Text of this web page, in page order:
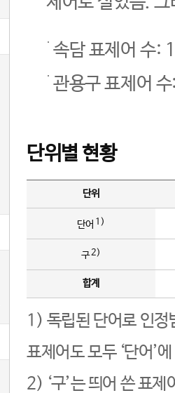
속담 표제어 수:
관용구 표제어
단위별 현황
단위
단어 1)
구2)
합계
1) 독립된 단어로 인정
표제어도 모두 ‘단어’
2) ‘구’는 띄어 쓴 표